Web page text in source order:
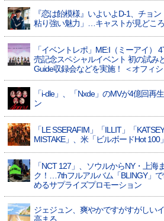
『恋は飴模様』いよいよD-1、チョ
粘り強い魅力」…キャストが見どこ
「イベントレポ」ME:I（ミーアイ）
売記念スペシャルイベント 初の試み
Guide収録会などを実施！ ＜オフィ
「i-dle」、「Nxde」のMVが4億回
ン
「LE SSERAFIM」「ILLIT」「
MISTAKE」、米「ビルボードHot
「NCT 127」、ソウルからNY・上海
ク！…7thフルアルバム「BLINGY」
めるサプライズプロモーション
ジェジュン、爽やかですがすがしい